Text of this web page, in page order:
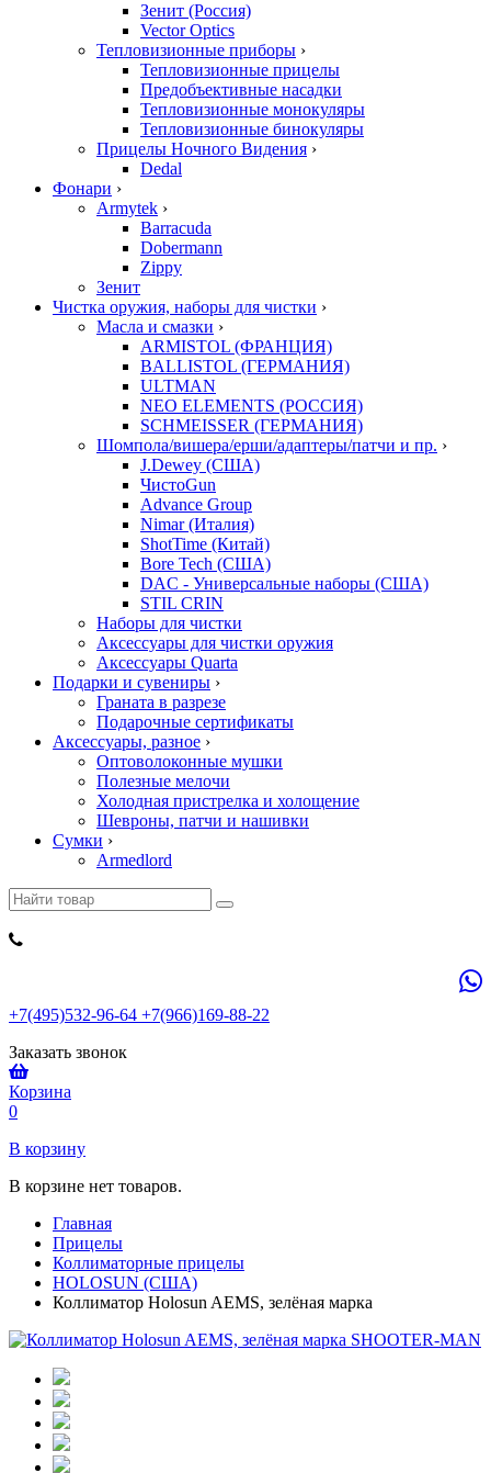
Зенит (Россия)
Vector Optics
Тепловизионные приборы ›
Тепловизионные прицелы
Предобъективные насадки
Тепловизионные монокуляры
Тепловизионные бинокуляры
Прицелы Ночного Видения ›
Dedal
Фонари ›
Armytek ›
Barracuda
Dobermann
Zippy
Зенит
Чистка оружия, наборы для чистки ›
Масла и смазки ›
ARMISTOL (ФРАНЦИЯ)
BALLISTOL (ГЕРМАНИЯ)
ULTMAN
NEO ELEMENTS (РОССИЯ)
SCHMEISSER (ГЕРМАНИЯ)
Шомпола/вишера/ерши/адаптеры/патчи и пр. ›
J.Dewey (США)
ЧистоGun
Advance Group
Nimar (Италия)
ShotTime (Китай)
Bore Tech (США)
DAC - Универсальные наборы (США)
STIL CRIN
Наборы для чистки
Аксессуары для чистки оружия
Аксессуары Quarta
Подарки и сувениры ›
Граната в разрезе
Подарочные сертификаты
Аксессуары, разное ›
Оптоволоконные мушки
Полезные мелочи
Холодная пристрелка и холощение
Шевроны, патчи и нашивки
Сумки ›
Armedlord
+7(495)532-96-64 +7(966)169-88-22
Заказать звонок
Корзина
0
В корзину
В корзине нет товаров.
Главная
Прицелы
Коллиматорные прицелы
HOLOSUN (США)
Коллиматор Holosun AEMS, зелёная марка